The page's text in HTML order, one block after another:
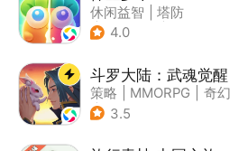
休闲益智
塔防
| 保卫萝卜
4.0
斗罗大陆：武魂觉醒
策略 MMORPG
奇幻
| 斗罗大陆
3.5